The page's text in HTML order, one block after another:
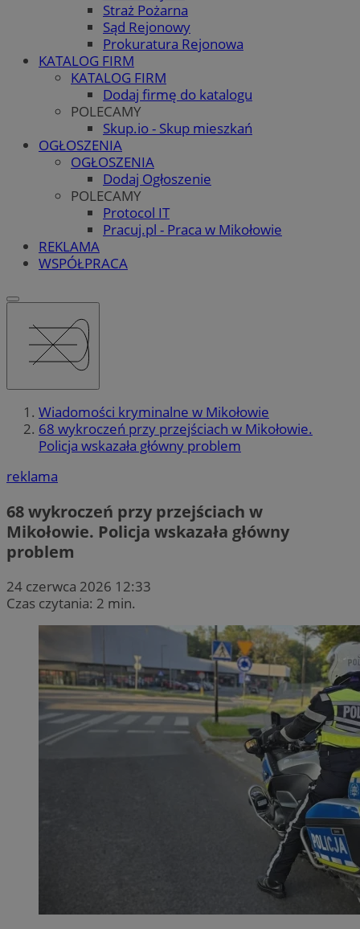
Straż Pożarna
Sąd Rejonowy
Prokuratura Rejonowa
KATALOG FIRM
KATALOG FIRM
Dodaj firmę do katalogu
POLECAMY
Skup.io - Skup mieszkań
OGŁOSZENIA
OGŁOSZENIA
Dodaj Ogłoszenie
POLECAMY
Protocol IT
Pracuj.pl - Praca w Mikołowie
REKLAMA
WSPÓŁPRACA
Wiadomości kryminalne w Mikołowie
68 wykroczeń przy przejściach w Mikołowie.
Policja wskazała główny problem
reklama
68 wykroczeń przy przejściach w
Mikołowie. Policja wskazała główny
problem
24 czerwca 2026 12:33
Czas czytania: 2 min.